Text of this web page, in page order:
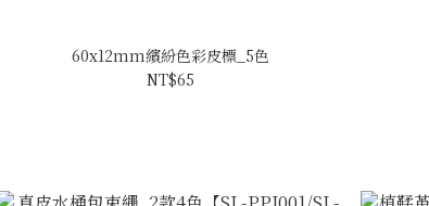
60x12mm繽紛色彩皮標_5色
NT$65